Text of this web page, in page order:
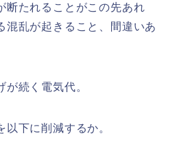
断たれることがこの先あれ
混乱が起きること、間違いあ
続く電気代。
下に削減するか。